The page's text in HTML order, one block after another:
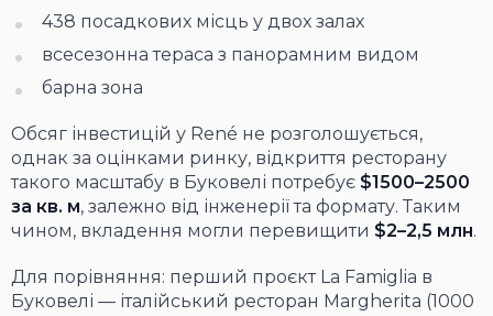
438 посадкових місць у двох залах
всесезонна тераса з панорамним видом
барна зона
Обсяг інвестицій у René не розголошується,
однак за оцінками ринку, відкриття ресторану
такого масштабу в Буковелі потребує $1500–2500
за кв. м, залежно від інженерії та формату. Таким
чином, вкладення могли перевищити $2–2,5 млн.
Для порівняння: перший проєкт La Famiglia в
Буковелі — італійський ресторан Margherita (1000